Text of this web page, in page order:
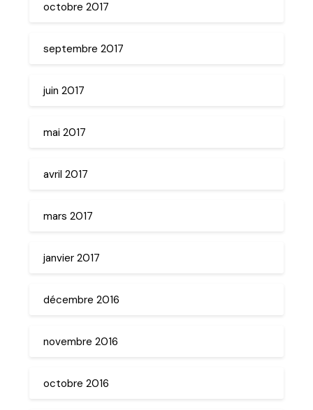
octobre 2017
septembre 2017
juin 2017
mai 2017
avril 2017
mars 2017
janvier 2017
décembre 2016
novembre 2016
octobre 2016